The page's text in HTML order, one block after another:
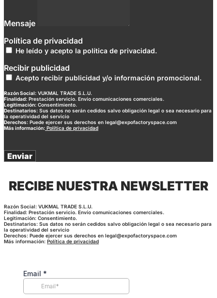
Mensaje
Política de privacidad
He leído y acepto la política de privacidad.
Recibir publicidad
Acepto recibir publicidad y/o información promocional.
Razón Social: VUKMAL TRADE S.L.U.
Finalidad: Prestación servicio. Envío comunicaciones comerciales.
Legitimación: Consentimiento.
Destinatarios: Sus datos no serán cedidos salvo obligación legal o sea necesario para
la operatividad del servicio
Derechos: Puede ejercer sus derechos en legal@expofactoryspace.com
Más información: Política de privacidad
Enviar
RECIBE NUESTRA NEWSLETTER
Razón Social: VUKMAL TRADE S.L.U.
Finalidad: Prestación servicio. Envío comunicaciones comerciales.
Legitimación: Consentimiento.
Destinatarios: Sus datos no serán cedidos salvo obligación legal o sea necesario para
la operatividad del servicio
Derechos: Puede ejercer sus derechos en legal@expofactoryspace.com
Más información: Política de privacidad